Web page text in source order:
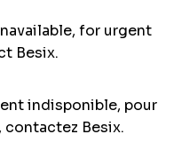
for urgent
Besix.
indisponible, pour
Besix.